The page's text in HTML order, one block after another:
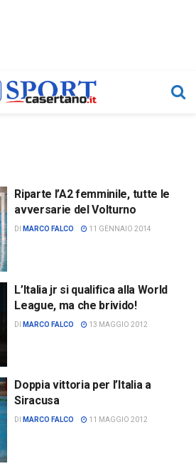
Riparte l’A2 femminile, tutte le
avversarie del Volturno
DI MARCO FALCO 11 GENNAIO 2014
L’Italia jr si qualifica alla World
League, ma che brivido!
DI MARCO FALCO 13 MAGGIO 2012
Doppia vittoria per l’Italia a
Siracusa
DI MARCO FALCO 11 MAGGIO 2012